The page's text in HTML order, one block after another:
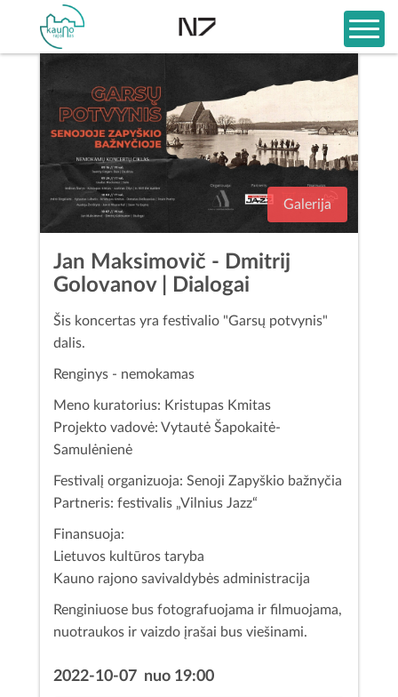
Galerija
Jan Maksimovič - Dmitrij
Golovanov | Dialogai
Šis koncertas yra festivalio "Garsų potvynis"
dalis.
Renginys - nemokamas
Meno kuratorius: Kristupas Kmitas
Projekto vadovė: Vytautė Šapokaitė-
Samulėnienė
Festivalį organizuoja: Senoji Zapyškio bažnyčia
Partneris: festivalis „Vilnius Jazz“
Finansuoja:
Lietuvos kultūros taryba
Kauno rajono savivaldybės administracija
Renginiuose bus fotografuojama ir filmuojama,
nuotraukos ir vaizdo įrašai bus viešinami.
2022-10-07 nuo 19:00